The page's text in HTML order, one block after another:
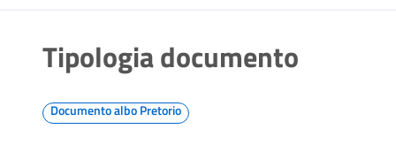
Tipologia documento
Documento albo Pretorio